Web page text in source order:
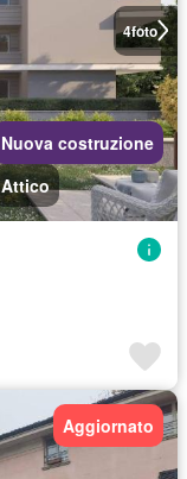
4foto
Nuova costruzione
Attico
Aggiornato